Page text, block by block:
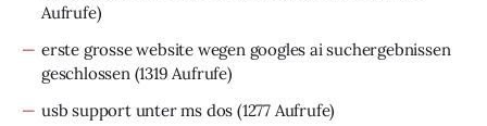
Aufrufe)
erste grosse website wegen googles ai suchergebnissen
geschlossen (1319 Aufrufe)
usb support unter ms dos (1277 Aufrufe)